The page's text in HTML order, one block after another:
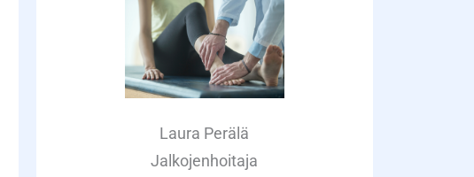
Laura Perälä
Jalkojenhoitaja